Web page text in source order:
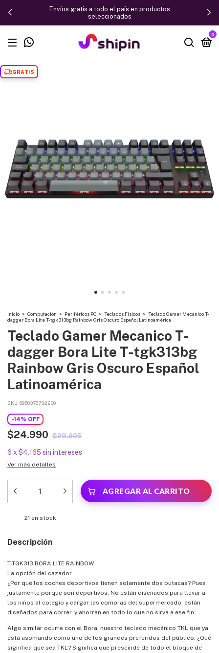
Envíos gratis a todo el país en productos
seleccionados
0
GRATIS
Inicio > Computación > Periféricos PC > Teclados Físicos > Teclado Gamer Mecanico T-
dagger Bora Lite T-tgk313bg Rainbow Gris Oscuro Español Latinoamérica
Teclado Gamer Mecanico T-
dagger Bora Lite T-tgk313bg
Rainbow Gris Oscuro Español
Latinoamérica
SKU: 6950376732200
-14% OFF
$24.990 $29.005
6 x $4.165 sin intereses
Ver más detalles
21 en stock
Descripción
T-TGK313 BORA LITE RAINBOW
La opción del cazador
¿Por qué los coches deportivos tienen solamente dos butacas? Pues
justamente porque son deportivos. No están diseñados para llevar a
los niños al colegio y cargar las compras del supermercado; están
diseñados para correr, y ahorran en todo lo que no sirva a ese fin.
Algo similar ocurre con el Bora, nuestro teclado mecánico TKL que ya
está asomando como uno de los grandes preferidos del público. ¿Qué
significa que sea TKL? Significa que prescinde de todo el bloque de